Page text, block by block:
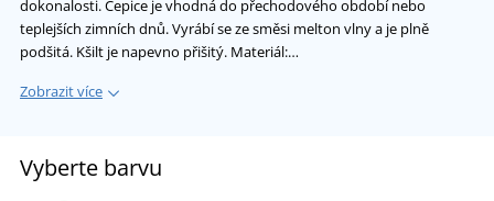
dokonalosti. Čepice je vhodná do přechodového období nebo
teplejších zimních dnů. Vyrábí se ze směsi melton vlny a je plně
podšitá. Kšilt je napevno přišitý. Materiál:…
Zobrazit více
Vyberte barvu